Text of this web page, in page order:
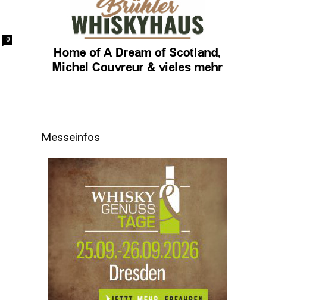
0
Messeinfos